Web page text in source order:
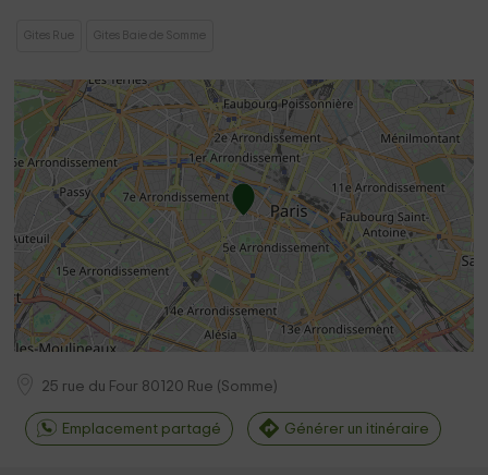
Gites Rue Gites Baie de Somme
25 rue du Four 80120 Rue (Somme)
Emplacement partagé Générer un itinéraire